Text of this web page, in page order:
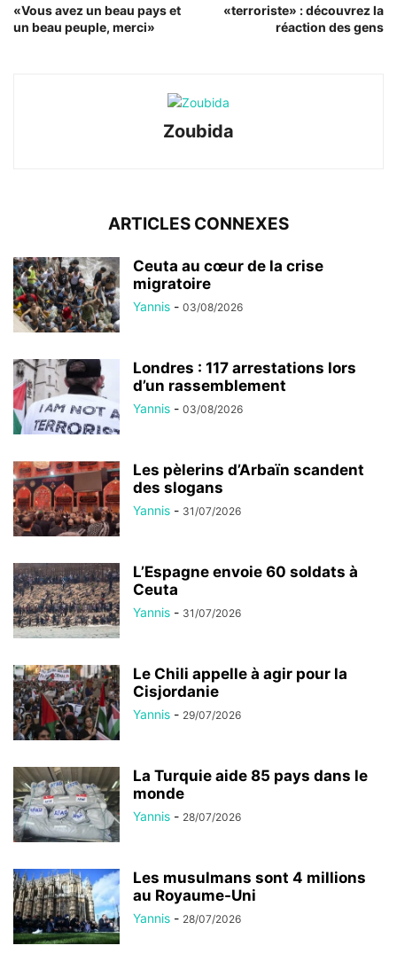
«Vous avez un beau pays et
un beau peuple, merci»
«terroriste» : découvrez la
réaction des gens
Zoubida
ARTICLES CONNEXES
Ceuta au cœur de la crise
migratoire
Yannis - 03/08/2026
Londres : 117 arrestations lors
d’un rassemblement
Yannis - 03/08/2026
Les pèlerins d’Arbaïn scandent
des slogans
Yannis - 31/07/2026
L’Espagne envoie 60 soldats à
Ceuta
Yannis - 31/07/2026
Le Chili appelle à agir pour la
Cisjordanie
Yannis - 29/07/2026
La Turquie aide 85 pays dans le
monde
Yannis - 28/07/2026
Les musulmans sont 4 millions
au Royaume-Uni
Yannis - 28/07/2026